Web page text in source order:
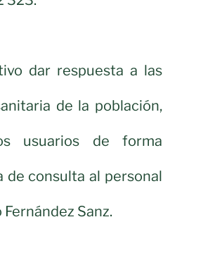
dar respuesta a las
de la población,
usuarios de forma
de consulta al personal
Sanz.